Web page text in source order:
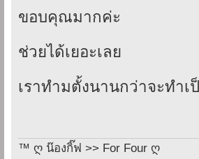
ขอบคุณมากค่ะ
ช่วยได้เยอะเลย
เราทำมตั้งนานกว่าจะทำเ
™ ღ น๊องกิ๊ฟ >> For Four ღ